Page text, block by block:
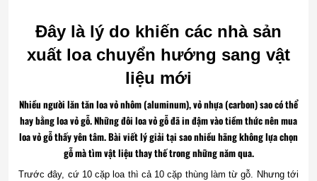
Đây là lý do khiến các nhà sản
xuất loa chuyển hướng sang vật
liệu mới
Nhiều người lăn tăn loa vỏ nhôm (aluminum), vỏ nhựa (carbon) sao có thể
hay bằng loa vỏ gỗ. Những đôi loa vỏ gỗ đã in đậm vào tiềm thức nên mua
loa vỏ gỗ thấy yên tâm. Bài viết lý giải tại sao nhiều hãng không lựa chọn
gỗ mà tìm vật liệu thay thế trong những năm qua.
Trước đây, cứ 10 cặp loa thì cả 10 cặp thùng làm từ gỗ. Nhưng tới